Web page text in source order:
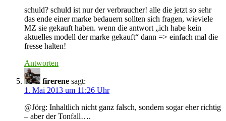
schuld? schuld ist nur der verbraucher! alle die jetzt so sehr
das ende einer marke bedauern sollten sich fragen, wieviele
MZ sie gekauft haben. wenn die antwort „ich habe kein
aktuelles modell der marke gekauft“ dann => einfach mal die
fresse halten!
Antworten
firerene sagt:
1. Mai 2013 um 11:26 Uhr
@Jörg: Inhaltlich nicht ganz falsch, sondern sogar eher richtig
– aber der Tonfall….